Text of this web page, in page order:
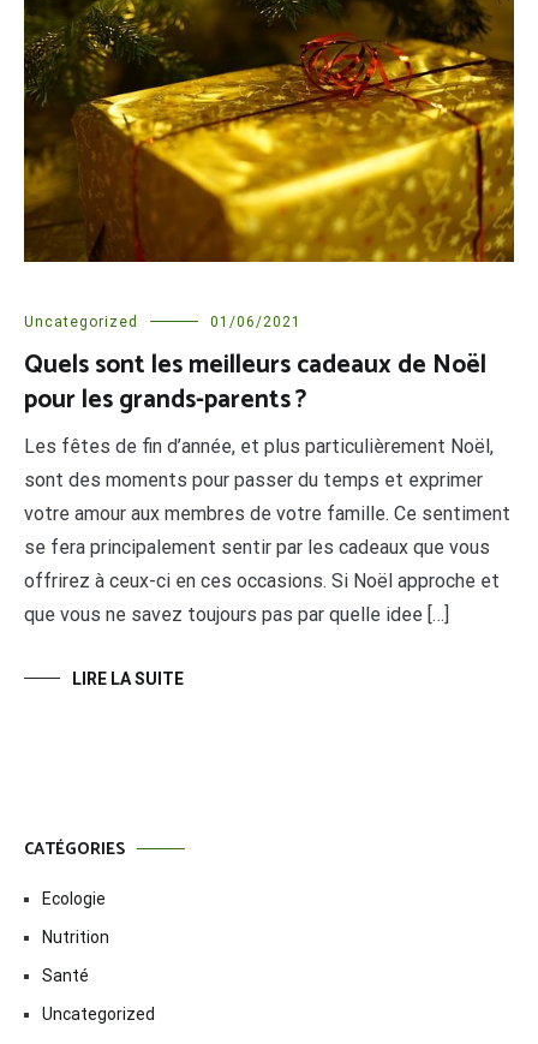
Uncategorized 01/06/2021
Quels sont les meilleurs cadeaux de Noël
pour les grands-parents ?
Les fêtes de fin d’année, et plus particulièrement Noël,
sont des moments pour passer du temps et exprimer
votre amour aux membres de votre famille. Ce sentiment
se fera principalement sentir par les cadeaux que vous
offrirez à ceux-ci en ces occasions. Si Noël approche et
que vous ne savez toujours pas par quelle idee […]
LIRE LA SUITE
CATÉGORIES
Ecologie
Nutrition
Santé
Uncategorized